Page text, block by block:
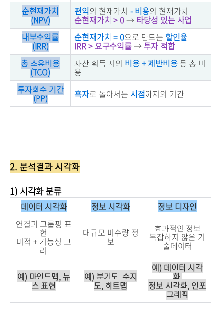
순현재가치
(NPV)
편익의 현재가치 - 비용의 현재가치
순현재가치 > 0→ 타당성 있는 사업
내부수익률
(IRR)
순현재가치 = 0으로 만드는 할인율
IRR > 요구수익률→ 투자 적합
총 소유비용
(TCO)
자산 획득 시의 비용 + 제반비용 등 총 비
용
투자회수 기간
(PP) 흑자로 돌아서는 시점까지의 기간
2. 분석결과 시각화
1) 시각화 분류
데이터 시각화 정보 시각화
정보 디자인
연결과 그룹핑 표
현
미적 + 기능성 고
려
대규모 비수량 정
보
효과적인 정보
복잡하지 않은 기
술데이터
예) 마인드맵, 뉴
스 표현
예) 분기도, 수지
도, 히트맵
예) 데이터 시각
화,
정보 시각화, 인포
그래픽